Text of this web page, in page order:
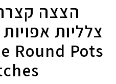
הצצה
צלליות
Round Pots